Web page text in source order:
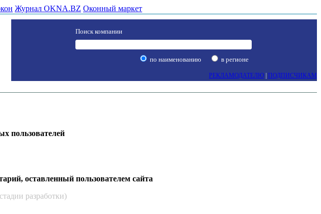
Журнал OKNA.BZ Оконный маркет
Поиск компании
по наименованию в регионе
РЕКЛАМОДАТЕЛЮ ПОДПИСЧИКАМ
пользователей
оставленный пользователем сайта
разработки)